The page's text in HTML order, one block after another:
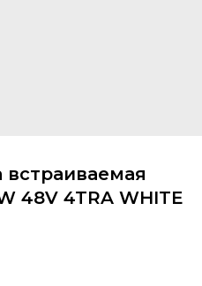
встраиваемая
48V 4TRA WHITE